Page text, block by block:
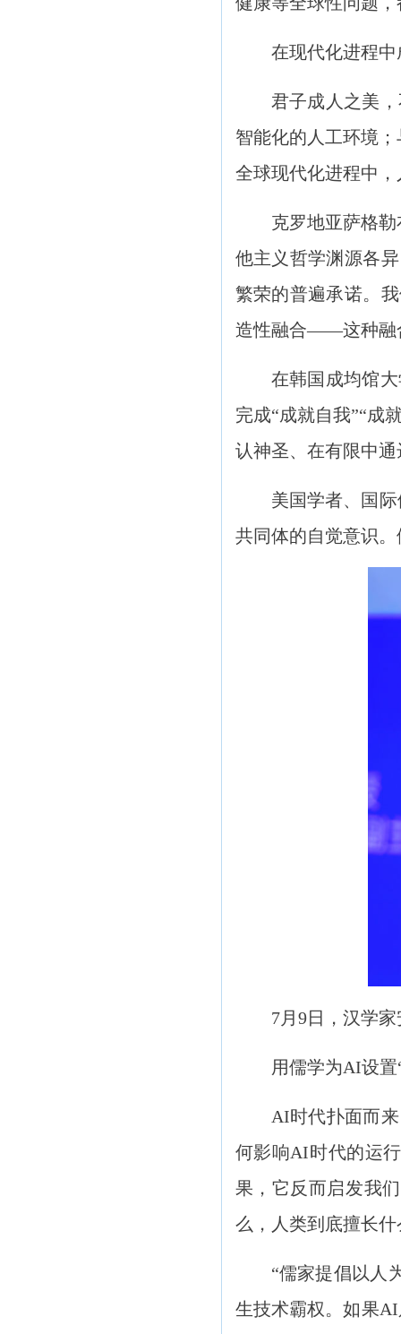
在现代化进程
君子成人之美
智能化的人工环境
全球现代化进程中
克罗地亚萨格
他主义哲学渊源各
繁荣的普遍承诺。
造性融合——这种融
在韩国成均馆
完成“成就自我”“成
认神圣、在有限中
美国学者、国
共同体的自觉意识
7月9日，汉学
用儒学为AI设置
AI时代扑面而
何影响AI时代的运
果，它反而启发我
么，人类到底擅长什
“儒家提倡以人
生技术霸权。如果